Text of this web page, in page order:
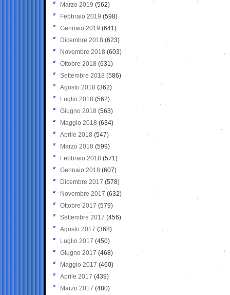
Marzo 2019 (562)
Febbraio 2019 (598)
Gennaio 2019 (641)
Dicembre 2018 (623)
Novembre 2018 (603)
Ottobre 2018 (631)
Settembre 2018 (586)
Agosto 2018 (362)
Luglio 2018 (562)
Giugno 2018 (563)
Maggio 2018 (634)
Aprile 2018 (547)
Marzo 2018 (599)
Febbraio 2018 (571)
Gennaio 2018 (607)
Dicembre 2017 (578)
Novembre 2017 (632)
Ottobre 2017 (579)
Settembre 2017 (456)
Agosto 2017 (368)
Luglio 2017 (450)
Giugno 2017 (468)
Maggio 2017 (460)
Aprile 2017 (439)
Marzo 2017 (480)